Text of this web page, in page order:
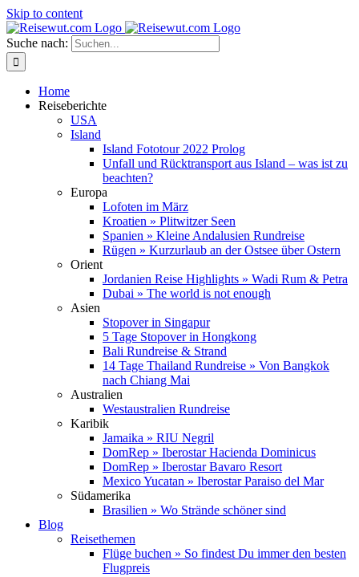
Skip to content
Suche nach:
Home
Reiseberichte
USA
Island
Island Fototour 2022 Prolog
Unfall und Rücktransport aus Island – was ist zu
beachten?
Europa
Lofoten im März
Kroatien » Plitwitzer Seen
Spanien » Kleine Andalusien Rundreise
Rügen » Kurzurlaub an der Ostsee über Ostern
Orient
Jordanien Reise Highlights » Wadi Rum & Petra
Dubai » The world is not enough
Asien
Stopover in Singapur
5 Tage Stopover in Hongkong
Bali Rundreise & Strand
14 Tage Thailand Rundreise » Von Bangkok
nach Chiang Mai
Australien
Westaustralien Rundreise
Karibik
Jamaika » RIU Negril
DomRep » Iberostar Hacienda Dominicus
DomRep » Iberostar Bavaro Resort
Mexico Yucatan » Iberostar Paraiso del Mar
Südamerika
Brasilien » Wo Strände schöner sind
Blog
Reisethemen
Flüge buchen » So findest Du immer den besten
Flugpreis